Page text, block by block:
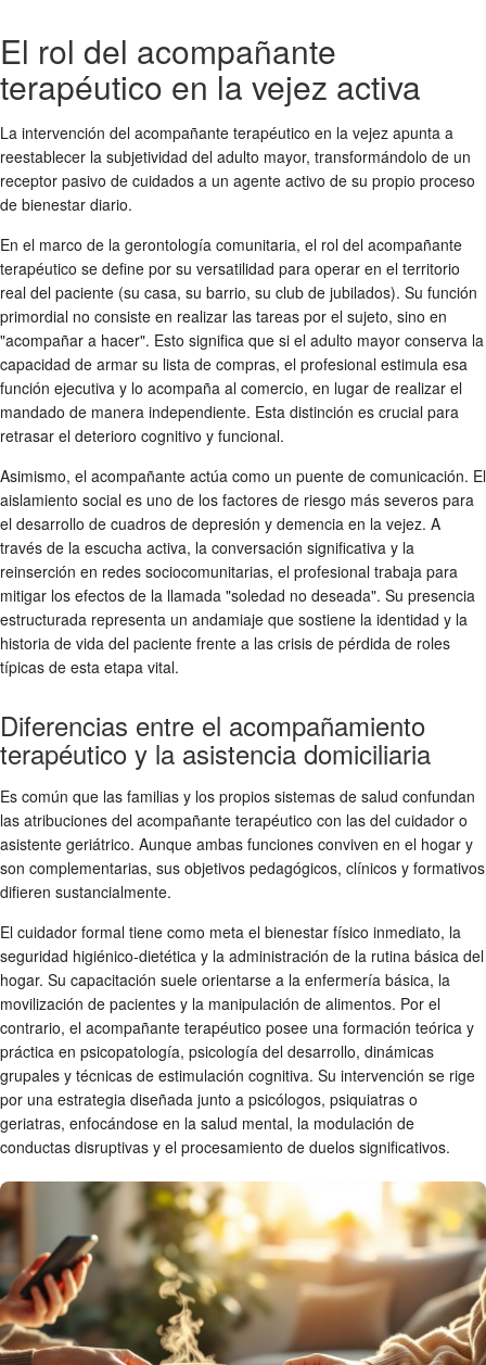
El rol del acompañante
terapéutico en la vejez activa
La intervención del acompañante terapéutico en la vejez apunta a
reestablecer la subjetividad del adulto mayor, transformándolo de un
receptor pasivo de cuidados a un agente activo de su propio proceso
de bienestar diario.
En el marco de la gerontología comunitaria, el rol del acompañante
terapéutico se define por su versatilidad para operar en el territorio
real del paciente (su casa, su barrio, su club de jubilados). Su función
primordial no consiste en realizar las tareas por el sujeto, sino en
"acompañar a hacer". Esto significa que si el adulto mayor conserva la
capacidad de armar su lista de compras, el profesional estimula esa
función ejecutiva y lo acompaña al comercio, en lugar de realizar el
mandado de manera independiente. Esta distinción es crucial para
retrasar el deterioro cognitivo y funcional.
Asimismo, el acompañante actúa como un puente de comunicación. El
aislamiento social es uno de los factores de riesgo más severos para
el desarrollo de cuadros de depresión y demencia en la vejez. A
través de la escucha activa, la conversación significativa y la
reinserción en redes sociocomunitarias, el profesional trabaja para
mitigar los efectos de la llamada "soledad no deseada". Su presencia
estructurada representa un andamiaje que sostiene la identidad y la
historia de vida del paciente frente a las crisis de pérdida de roles
típicas de esta etapa vital.
Diferencias entre el acompañamiento
terapéutico y la asistencia domiciliaria
Es común que las familias y los propios sistemas de salud confundan
las atribuciones del acompañante terapéutico con las del cuidador o
asistente geriátrico. Aunque ambas funciones conviven en el hogar y
son complementarias, sus objetivos pedagógicos, clínicos y formativos
difieren sustancialmente.
El cuidador formal tiene como meta el bienestar físico inmediato, la
seguridad higiénico-dietética y la administración de la rutina básica del
hogar. Su capacitación suele orientarse a la enfermería básica, la
movilización de pacientes y la manipulación de alimentos. Por el
contrario, el acompañante terapéutico posee una formación teórica y
práctica en psicopatología, psicología del desarrollo, dinámicas
grupales y técnicas de estimulación cognitiva. Su intervención se rige
por una estrategia diseñada junto a psicólogos, psiquiatras o
geriatras, enfocándose en la salud mental, la modulación de
conductas disruptivas y el procesamiento de duelos significativos.